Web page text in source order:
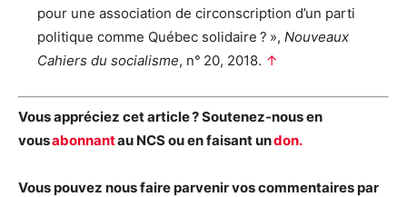
pour une association de circonscription d’un parti
politique comme Québec solidaire ? », Nouveaux
Cahiers du socialisme, n° 20, 2018. ↑
Vous appréciez cet article ? Soutenez-nous en
vousabonnantau NCS ou en faisant undon.
Vous pouvez nous faire parvenir vos commentaires par